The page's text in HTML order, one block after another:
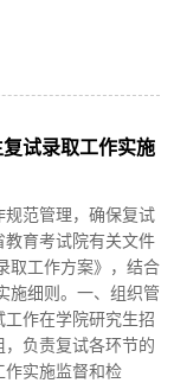
试录取工作实施
范管理，确保复试
育考试院有关文件
取工作方案》，结合
施细则。一、组织管
作在学院研究生招
负责复试各环节的
实施监督和检